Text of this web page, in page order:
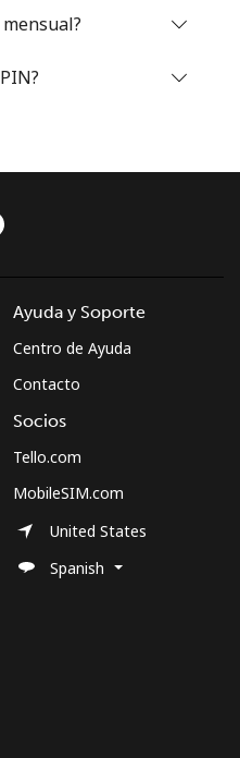
Ayuda y Soporte
Centro de Ayuda
Contacto
Socios
Tello.com
MobileSIM.com
United States
Spanish